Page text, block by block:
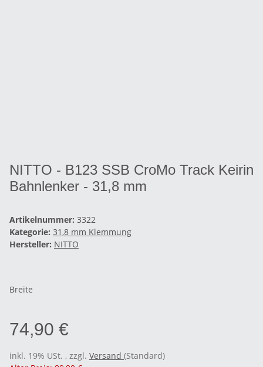
NITTO - B123 SSB CroMo Track Keirin
Bahnlenker - 31,8 mm
Artikelnummer: 3322
Kategorie: 31,8 mm Klemmung
Hersteller: NITTO
Breite
74,90 €
inkl. 19% USt. , zzgl. Versand (Standard)